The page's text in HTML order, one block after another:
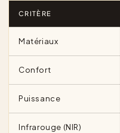
CRITÈRE
Matériaux
Confort
Puissance
Infrarouge (NIR)